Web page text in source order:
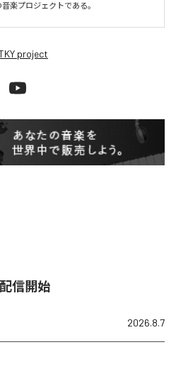
楽プロジェクトである。
project
信開始
2026.8.7